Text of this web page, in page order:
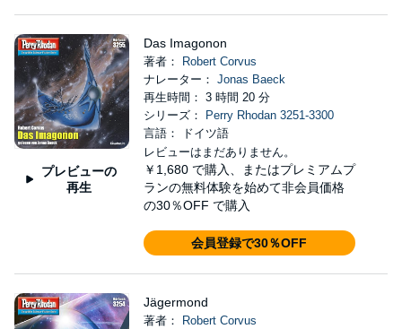
プレビューの
再生
Das Imagonon
著者：
Robert Corvus
ナレーター： Jonas Baeck
再生時間： 3 時間 20 分
シリーズ：
Perry Rhodan 3251-3300
言語： ドイツ語
レビューはまだありません。
￥1,680 で購入、またはプレミアムプ
ランの無料体験を始めて非会員価格
の30％OFF で購入
会員登録で30％OFF
Jägermond
著者：
Robert Corvus